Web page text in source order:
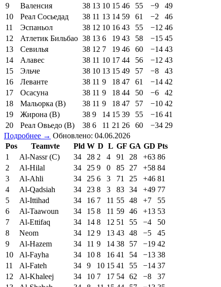
9
Валенсия 38 13 10 15 46 55 −9
49
10
Реал Сосьедад 38 11 13 14 59 61 −2
46
11
Эспаньол 38 12 10 16 43 55 −12 46
12
Атлетик Бильбао 38 13 6 19 43 58 −15 45
13
Севилья 38 12 7 19 46 60 −14 43
14
Алавес 38 11 10 17 44 56 −12 43
15
Эльче 38 10 13 15 49 57 −8
43
16
Леванте 38 11 9 18 47 61 −14 42
17
Осасуна 38 11 9 18 44 50 −6
42
18
Мальорка (В) 38 11 9 18 47 57 −10 42
19
Жирона (В) 38 9 14 15 39 55 −16 41
20
Реал Овьедо (В) 38 6 11 21 26 60 −34 29
Подробнее → Обновлено: 04.06.2026
Pos
Teamvte Pld W D L GF GA GD Pts
1
Al-Nassr (C) 34 28 2 4 91 28 +63 86
2
Al-Hilal 34 25 9 0 85 27 +58 84
3
Al-Ahli 34 25 6 3 71 25 +46 81
4
Al-Qadsiah 34 23 8 3 83 34 +49 77
5
Al-Ittihad 34 16 7 11 55 48 +7
55
6
Al-Taawoun 34 15 8 11 59 46 +13 53
7
Al-Ettifaq 34 14 8 12 51 55 −4
50
8
Neom 34 12 9 13 43 48 −5
45
9
Al-Hazem 34 11 9 14 38 57 −19 42
10
Al-Fayha 34 10 8 16 41 54 −13 38
11
Al-Fateh 34 9 10 15 41 55 −14 37
12
Al-Khaleej 34 10 7 17 54 62 −8
37